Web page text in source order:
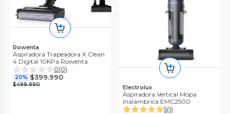
Rowenta
Aspiradora Trapeadora X Clean
4 Digital 10KPa Rowenta
0(0)
20% $399.990
$499.990 Electrolux
Aspiradora Vertical Mopa
Inalámbrica EMC2500
5(1)